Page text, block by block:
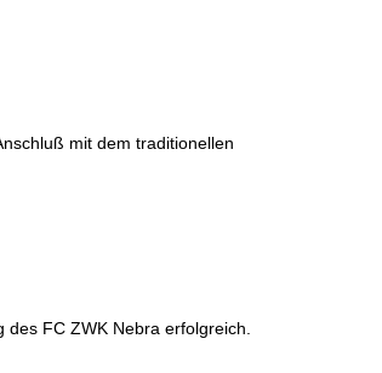
mit dem traditionellen
des FC ZWK Nebra erfolgreich.